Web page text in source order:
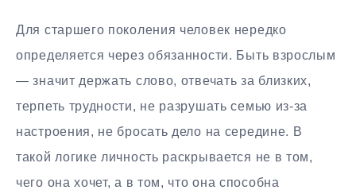
Для старшего поколения человек нередко
определяется через обязанности. Быть взрослым
— значит держать слово, отвечать за близких,
терпеть трудности, не разрушать семью из-за
настроения, не бросать дело на середине. В
такой логике личность раскрывается не в том,
чего она хочет, а в том, что она способна